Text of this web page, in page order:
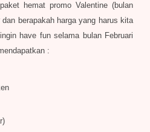
hemat promo Valentine (bulan
berapakah harga yang harus kita
have fun selama bulan Februari
: